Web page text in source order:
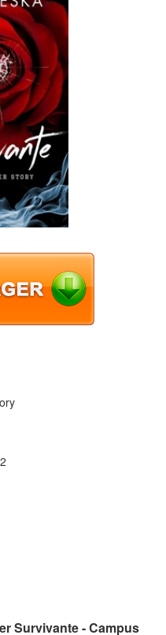
Survivante - Campus